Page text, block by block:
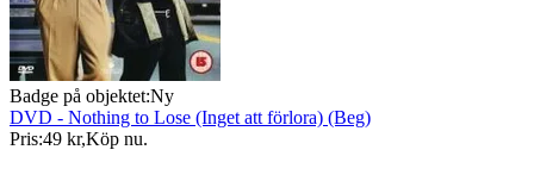
Badge på objektet:Ny
DVD - Nothing to Lose (Inget att förlora) (Beg)
Pris:49 kr,Köp nu.